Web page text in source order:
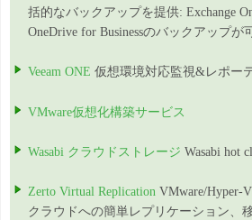
括的なバックアップを提供: Exchange
OneDrive for Businessのバックアップが
Veeam ONE 仮想環境対応監視&レポー
VMware仮想化構築サービス
Wasabi クラウドストレージ Wasabi hot
Zerto Virtual Replication VMware/Hyper-
クラウドへの簡単レプリケーション、